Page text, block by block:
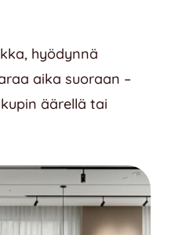
hyödynnä
aika suoraan –
äärellä tai